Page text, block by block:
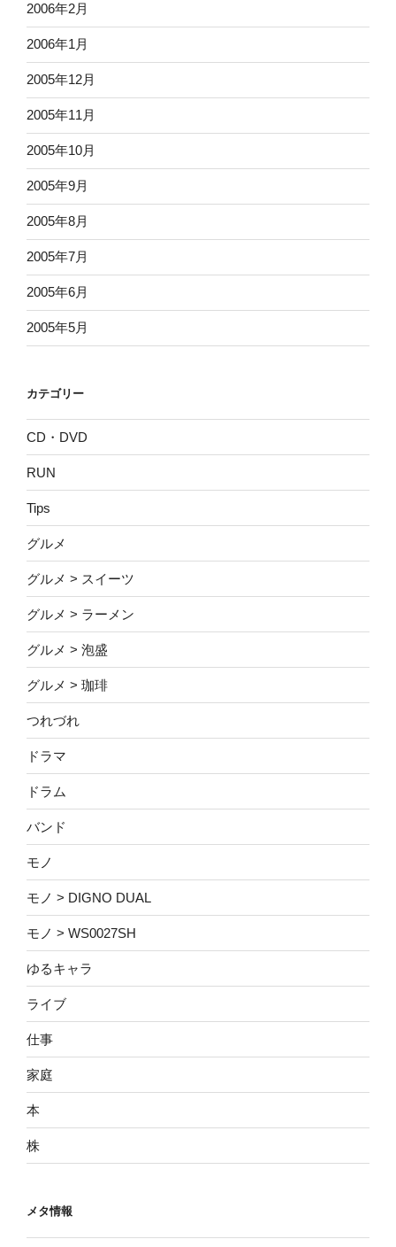
2006年2月
2006年1月
2005年12月
2005年11月
2005年10月
2005年9月
2005年8月
2005年7月
2005年6月
2005年5月
カテゴリー
CD・DVD
RUN
Tips
グルメ
グルメ > スイーツ
グルメ > ラーメン
グルメ > 泡盛
グルメ > 珈琲
つれづれ
ドラマ
ドラム
バンド
モノ
モノ > DIGNO DUAL
モノ > WS0027SH
ゆるキャラ
ライブ
仕事
家庭
本
株
メタ情報